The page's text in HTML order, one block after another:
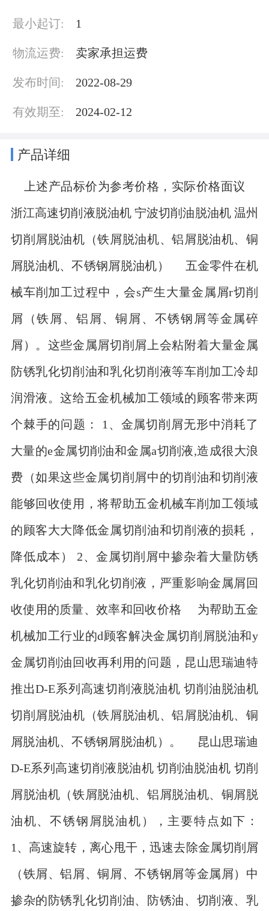
最小起订: 1
物流运费: 卖家承担运费
发布时间: 2022-08-29
有效期至: 2024-02-12
产品详细
上述产品标价为参考价格，实际价格面议
浙江高速切削液脱油机 宁波切削油脱油机 温州
切削屑脱油机（铁屑脱油机、铝屑脱油机、铜
屑脱油机、不锈钢屑脱油机） 五金零件在机
械车削加工过程中，会s产生大量金属屑r切削
屑（铁屑、铝屑、铜屑、不锈钢屑等金属碎
屑）。这些金属屑切削屑上会粘附着大量金属
防锈乳化切削油和乳化切削液等车削加工冷却
润滑液。这给五金机械加工领域的顾客带来两
个棘手的问题： 1、金属切削屑无形中消耗了
大量的e金属切削油和金属a切削液,造成很大浪
费（如果这些金属切削屑中的切削油和切削液
能够回收使用，将帮助五金机械车削加工领域
的顾客大大降低金属切削油和切削液的损耗，
降低成本） 2、金属切削屑中掺杂着大量防锈
乳化切削油和乳化切削液，严重影响金属屑回
收使用的质量、效率和回收价格 为帮助五金
机械加工行业的d顾客解决金属切削屑脱油和y
金属切削油回收再利用的问题，昆山思瑞迪特
推出D-E系列高速切削液脱油机 切削油脱油机
切削屑脱油机（铁屑脱油机、铝屑脱油机、铜
屑脱油机、不锈钢屑脱油机）。 昆山思瑞迪
D-E系列高速切削液脱油机 切削油脱油机 切削
屑脱油机（铁屑脱油机、铝屑脱油机、铜屑脱
油机、不锈钢屑脱油机），主要特点如下：
1、高速旋转，离心甩干，迅速去除金属切削屑
（铁屑、铝屑、铜屑、不锈钢屑等金属屑）中
掺杂的防锈乳化切削油、防锈油、切削液、乳